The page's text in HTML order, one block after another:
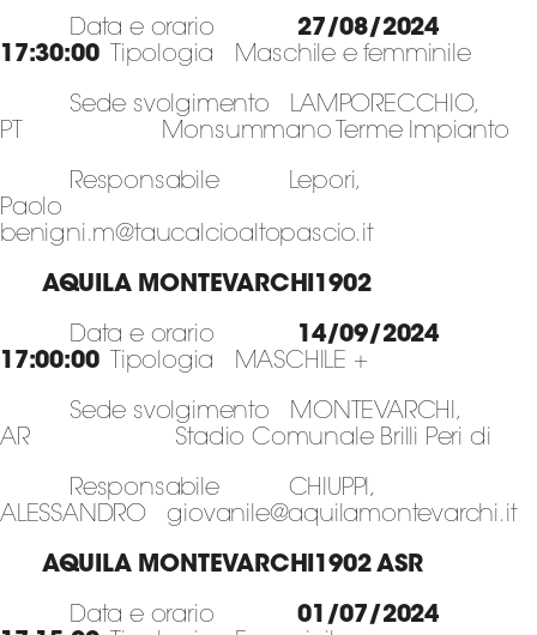
Data e orario 27/08/2024
17:30:00Tipologia Maschile e femminile
Sede svolgimento LAMPORECCHIO,
PT Monsummano Terme Impianto
Responsabile Lepori,
Paolo
benigni.m@taucalcioaltopascio.it
AQUILA MONTEVARCHI1902
Data e orario 14/09/2024
17:00:00Tipologia MASCHILE +
Sede svolgimento MONTEVARCHI,
AR Stadio Comunale Brilli Peri di
Responsabile CHIUPPI,
ALESSANDRO giovanile@aquilamontevarchi.it
AQUILA MONTEVARCHI1902 ASR
Data e orario 01/07/2024